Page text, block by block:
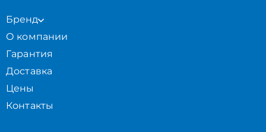
Бренд
О компании
Гарантия
Доставка
Цены
Контакты